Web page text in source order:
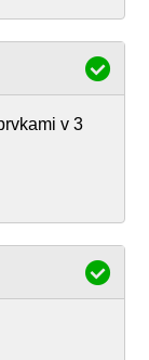
v 3